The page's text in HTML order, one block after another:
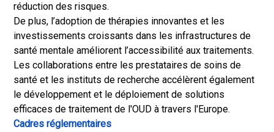
réduction des risques.
De plus, l’adoption de thérapies innovantes et les
investissements croissants dans les infrastructures de
santé mentale améliorent l’accessibilité aux traitements.
Les collaborations entre les prestataires de soins de
santé et les instituts de recherche accélèrent également
le développement et le déploiement de solutions
efficaces de traitement de l'OUD à travers l'Europe.
Cadres réglementaires